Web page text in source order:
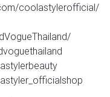
coolastylerofficial/